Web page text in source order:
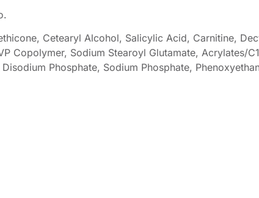
Cetearyl Alcohol, Salicylic Acid, Carnitine,
Copolymer, Sodium Stearoyl Glutamate, Acrylates/
Phosphate, Sodium Phosphate,